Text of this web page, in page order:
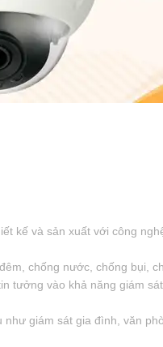
kế và sản xuất với công
chống nước, chống bụi,
tưởng vào khả năng giám
giám sát gia đình, văn